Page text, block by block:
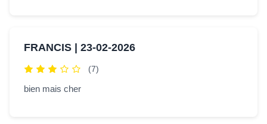
FRANCIS | 23-02-2026
(7)
bien mais cher